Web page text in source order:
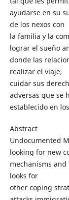
ayudarse en su
de los nexos con
la familia y la
lograr el sueño
donde las
realizar el viaje,
cuidar sus
adversas que se
establecido en
Abstract
Undocumented
looking for new
mechanisms
looks for
other coping